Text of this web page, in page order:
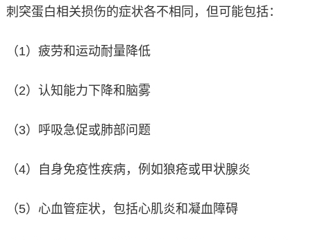
刺突蛋白相关损伤的症状各不相同，但可能包括：
（1）疲劳和运动耐量降低
（2）认知能力下降和脑雾
（3）呼吸急促或肺部问题
（4）自身免疫性疾病，例如狼疮或甲状腺炎
（5）心血管症状，包括心肌炎和凝血障碍